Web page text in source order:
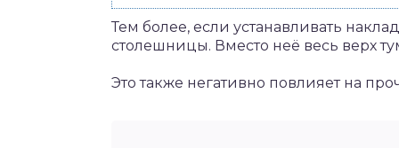
Тем более, если устанавливать
столешницы. Вместо неё весь верх
Это также негативно повлияет на